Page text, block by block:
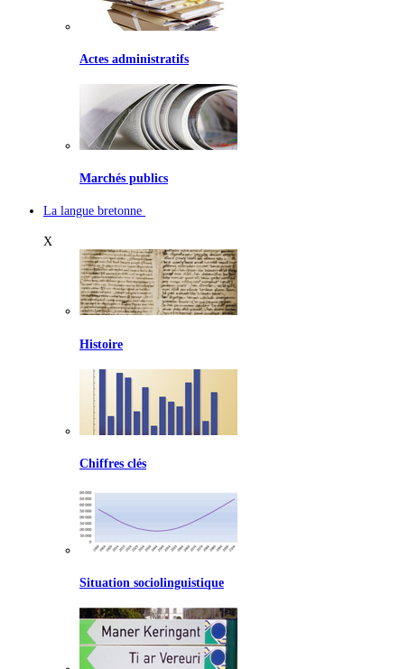
Actes administratifs
Marchés publics
La langue bretonne
X
Histoire
Chiffres clés
Situation sociolinguistique